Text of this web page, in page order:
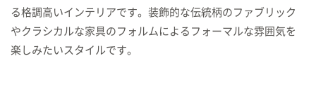
る格調高いインテリアです。装飾的な伝統柄のファブリック
やクラシカルな家具のフォルムによるフォーマルな雰囲気を
楽しみたいスタイルです。